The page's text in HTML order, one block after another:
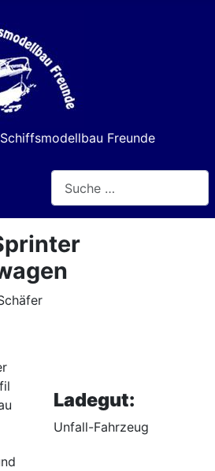
Freunde
Type 2 or more characters
Ladegut:
Unfall-Fahrzeug